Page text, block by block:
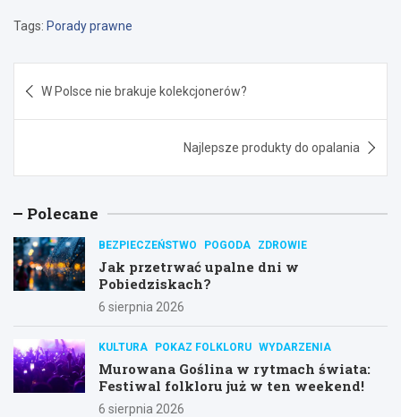
Tags: Porady prawne
wpisu
W Polsce nie brakuje kolekcjonerów?
Najlepsze produkty do opalania
Polecane
BEZPIECZEŃSTWO POGODA ZDROWIE
Jak przetrwać upalne dni w
Pobiedziskach?
6 sierpnia 2026
KULTURA POKAZ FOLKLORU WYDARZENIA
Murowana Goślina w rytmach świata:
Festiwal folkloru już w ten weekend!
6 sierpnia 2026